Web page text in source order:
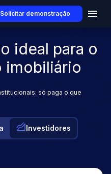
Solicitar demonstração
ideal para o
imobiliário
só paga o que
Investidores